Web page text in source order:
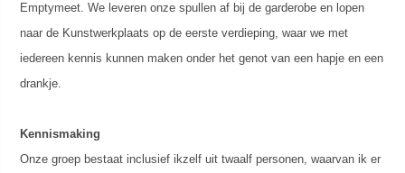
Emptymeet. We leveren onze spullen af bij de garderobe en lopen
naar de Kunstwerkplaats op de eerste verdieping, waar we met
iedereen kennis kunnen maken onder het genot van een hapje en een
drankje.
Kennismaking
Onze groep bestaat inclusief ikzelf uit twaalf personen, waarvan ik er